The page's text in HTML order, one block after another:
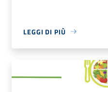
LEGGI DI PIÙ